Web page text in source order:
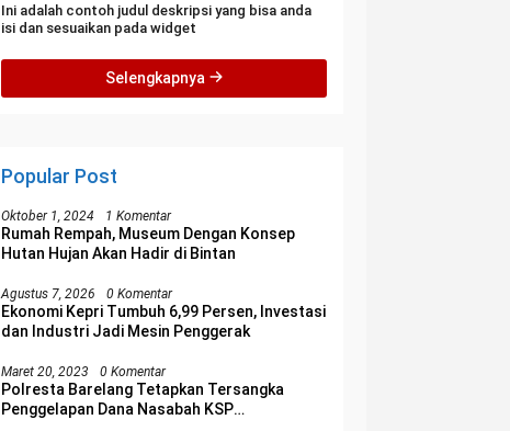
Ini adalah contoh judul deskripsi yang bisa anda
isi dan sesuaikan pada widget
Selengkapnya
Popular Post
Oktober 1, 2024 1 Komentar
Rumah Rempah, Museum Dengan Konsep
Hutan Hujan Akan Hadir di Bintan
Agustus 7, 2026 0 Komentar
Ekonomi Kepri Tumbuh 6,99 Persen, Investasi
dan Industri Jadi Mesin Penggerak
Maret 20, 2023 0 Komentar
Polresta Barelang Tetapkan Tersangka
Penggelapan Dana Nasabah KSP